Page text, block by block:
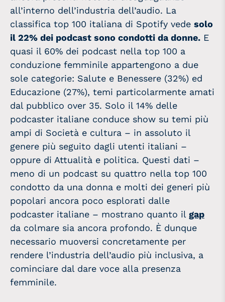
all’interno dell’industria dell’audio. La
classifica top 100 italiana di Spotify vede solo
il 22% dei podcast sono condotti da donne. E
quasi il 60% dei podcast nella top 100 a
conduzione femminile appartengono a due
sole categorie: Salute e Benessere (32%) ed
Educazione (27%), temi particolarmente amati
dal pubblico over 35. Solo il 14% delle
podcaster italiane conduce show su temi più
ampi di Società e cultura – in assoluto il
genere più seguito dagli utenti italiani –
oppure di Attualità e politica. Questi dati –
meno di un podcast su quattro nella top 100
condotto da una donna e molti dei generi più
popolari ancora poco esplorati dalle
podcaster italiane – mostrano quanto il gap
da colmare sia ancora profondo. È dunque
necessario muoversi concretamente per
rendere l’industria dell’audio più inclusiva, a
cominciare dal dare voce alla presenza
femminile.